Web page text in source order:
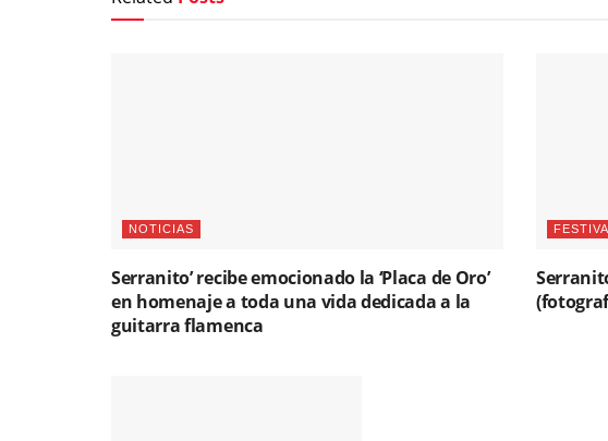
NOTICIAS
Serranito’ recibe emocionado la ‘Placa de Oro’
en homenaje a toda una vida dedicada a la
guitarra flamenca